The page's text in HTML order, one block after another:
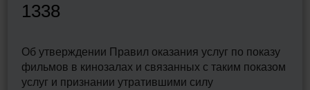
1338
Об утверждении Правил оказания услуг по показу
фильмов в кинозалах и связанных с таким показом
услуг и признании утратившими силу